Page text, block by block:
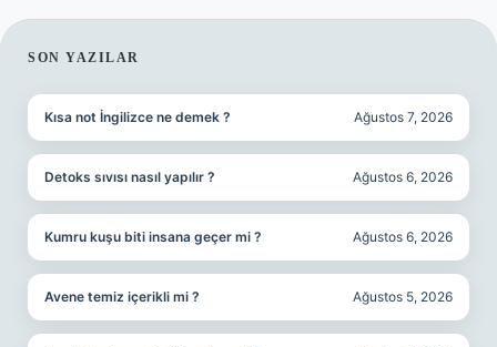
SIDEBAR
SON YAZILAR
Kısa not İngilizce ne demek ? Ağustos 7, 2026
Detoks sıvısı nasıl yapılır ? Ağustos 6, 2026
Kumru kuşu biti insana geçer mi ? Ağustos 6, 2026
Avene temiz içerikli mi ? Ağustos 5, 2026